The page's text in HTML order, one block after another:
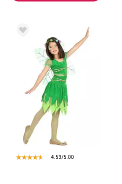
4.53/5.00